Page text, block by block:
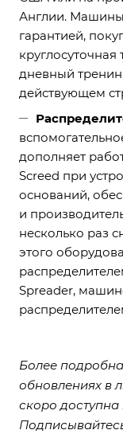
Англии.
гарантией,
дневный
действующем
дополняет
Screed при
оснований,
и
несколько раз
этого
Spreader,
Более
обновлениях в
скоро